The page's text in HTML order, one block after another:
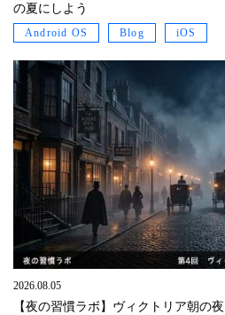
の夏にしよう
Android OS Blog iOS
2026.08.05
【夜の習慣ラボ】ヴィクトリア朝の